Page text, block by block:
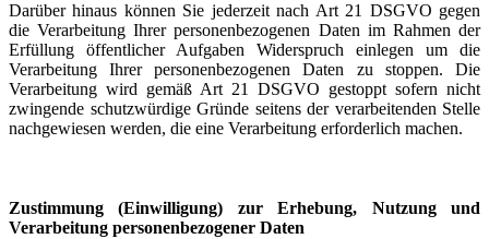
Darüber hinaus können Sie jederzeit nach Art 21 DSGVO gegen
die Verarbeitung Ihrer personenbezogenen Daten im Rahmen der
Erfüllung öffentlicher Aufgaben Widerspruch einlegen um die
Verarbeitung Ihrer personenbezogenen Daten zu stoppen. Die
Verarbeitung wird gemäß Art 21 DSGVO gestoppt sofern nicht
zwingende schutzwürdige Gründe seitens der verarbeitenden Stelle
nachgewiesen werden, die eine Verarbeitung erforderlich machen.
Zustimmung (Einwilligung) zur Erhebung, Nutzung und
Verarbeitung personenbezogener Daten